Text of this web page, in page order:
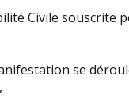
Civile souscrite
se